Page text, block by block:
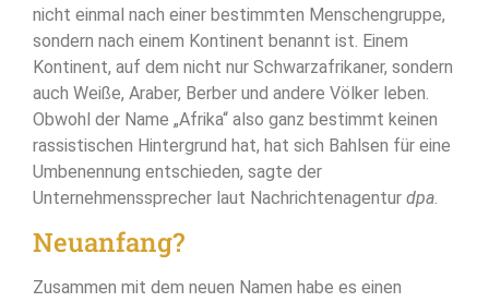
nicht einmal nach einer bestimmten Menschengruppe,
sondern nach einem Kontinent benannt ist. Einem
Kontinent, auf dem nicht nur Schwarzafrikaner, sondern
auch Weiße, Araber, Berber und andere Völker leben.
Obwohl der Name „Afrika“ also ganz bestimmt keinen
rassistischen Hintergrund hat, hat sich Bahlsen für eine
Umbenennung entschieden, sagte der
Unternehmenssprecher laut Nachrichtenagentur dpa.
Neuanfang?
Zusammen mit dem neuen Namen habe es einen